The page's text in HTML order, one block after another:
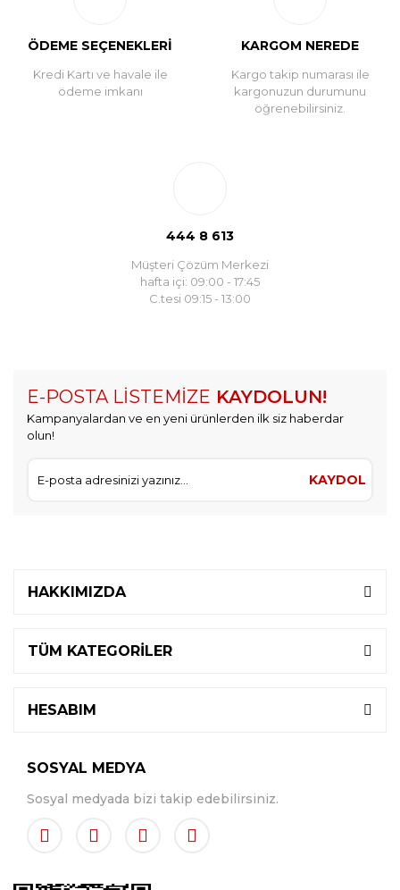
ÖDEME SEÇENEKLERİ
Kredi Kartı ve havale ile
ödeme imkanı
KARGOM NEREDE
Kargo takip numarası ile
kargonuzun durumunu
öğrenebilirsiniz.
444 8 613
Müşteri Çözüm Merkezi
hafta içi: 09:00 - 17:45
C.tesi 09:15 - 13:00
E-POSTA LİSTEMİZE KAYDOLUN!
Kampanyalardan ve en yeni ürünlerden ilk siz haberdar
olun!
KAYDOL
HAKKIMIZDA
TÜM KATEGORİLER
HESABIM
SOSYAL MEDYA
Sosyal medyada bizi takip edebilirsiniz.